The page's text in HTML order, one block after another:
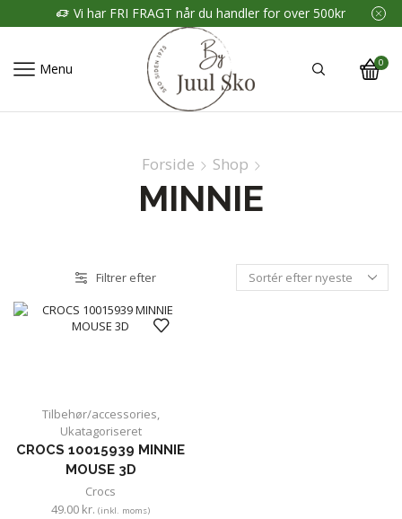
Vi har FRI FRAGT når du handler for over 500kr
Menu 0
Forside Shop
MINNIE
Filtrer efter
Tilbehør/accessories,
Ukatagoriseret
CROCS 10015939 MINNIE
MOUSE 3D
Crocs
49.00 kr. (inkl. moms)